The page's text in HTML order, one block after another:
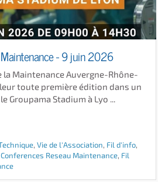
- 9 juin 2026
la Maintenance Auvergne-Rhône-
toute première édition dans un
Groupama Stadium à Lyo ...
, Vie de l'Association, Fil d'info,
Conferences Reseau Maintenance, Fil